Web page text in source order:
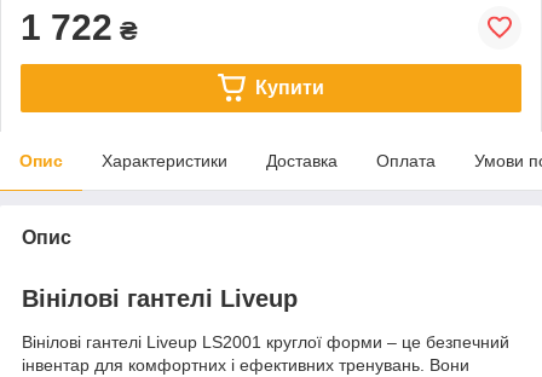
1 722 ₴
Купити
Опис Характеристики Доставка Оплата Умови
Опис
Вінілові гантелі Liveup
Вінілові гантелі Liveup LS2001 круглої форми – це безпечний
інвентар для комфортних і ефективних тренувань. Вони